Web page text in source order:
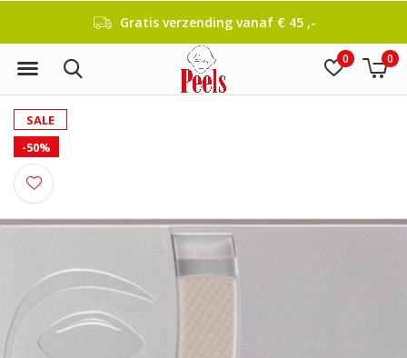
0 0
Gratis verzending vanaf € 45 ,-
SALE
-50%